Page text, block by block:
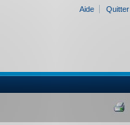
Aide Quitter